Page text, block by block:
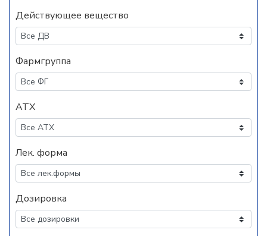
Действующее вещество
Фармгруппа
АТХ
Лек. форма
Дозировка